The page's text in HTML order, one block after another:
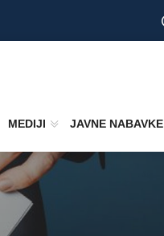
MEDIJI JAVNE NABAVKE